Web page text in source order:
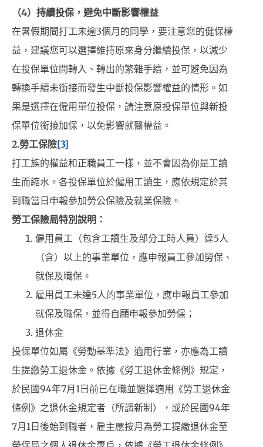
（4）持續投保，避免中斷影響權益
在暑假期間打工未逾3個月的同學，要注意您的健保權
益，建議您可以選擇維持原來身分繼續投保，以減少
在投保單位間轉入、轉出的繁雜手續，並可避免因為
轉換手續未銜接而發生中斷投保影響權益的情形。如
果是選擇在僱用單位投保，請注意原投保單位與新投
保單位銜接加保，以免影響就醫權益。
2.勞工保險[3]
打工族的權益和正職員工一樣，並不會因為你是工讀
生而縮水。各投保單位於僱用工讀生，應依規定於其
到職當日申報參加勞公保險及就業保險。
勞工保險局特別說明：
僱用員工（包含工讀生及部分工時人員）達5人
（含）以上的事業單位，應申報員工參加勞保、
就保及職保。
雇用員工未達5人的事業單位，應申報員工參加
就保及職保，並得自願申報參加勞保；
退休金
投保單位如屬《勞動基準法》適用行業，亦應為工讀
生提繳勞工退休金。依據《勞工退休金條例》規定，
於民國94年7月1日前已在職並選擇適用《勞工退休金
條例》之退休金規定者（所謂新制），或於民國94年
7月1日後始到職者，雇主應按月為勞工提繳退休金至